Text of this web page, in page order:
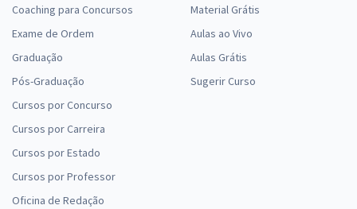
Coaching para Concursos
Exame de Ordem
Graduação
Pós-Graduação
Cursos por Concurso
Cursos por Carreira
Cursos por Estado
Cursos por Professor
Oficina de Redação
Material Grátis
Aulas ao Vivo
Aulas Grátis
Sugerir Curso